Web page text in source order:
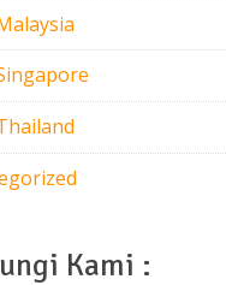
Kami :